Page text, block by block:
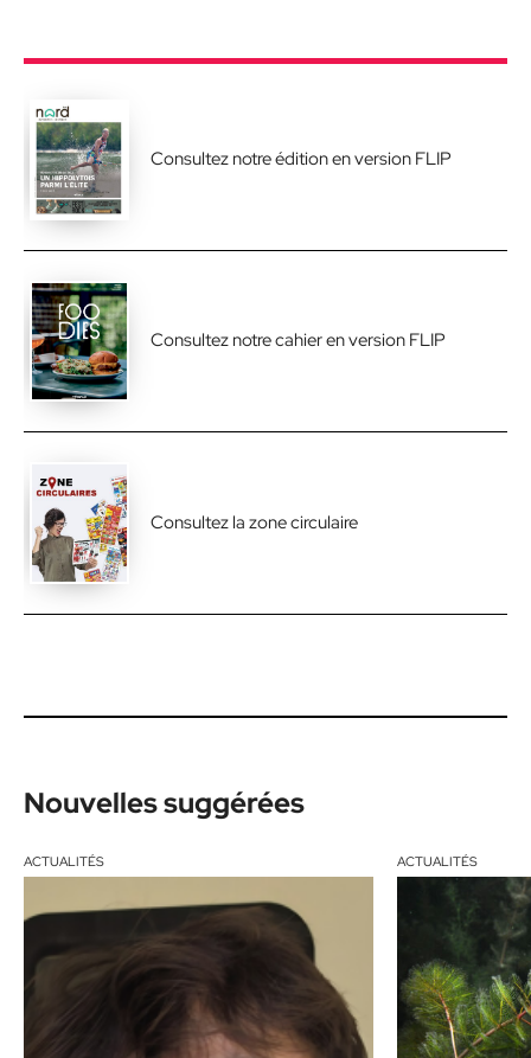
Consultez notre édition en version FLIP
Consultez notre cahier en version FLIP
Consultez la zone circulaire
Nouvelles suggérées
ACTUALITÉS ACTUALITÉS